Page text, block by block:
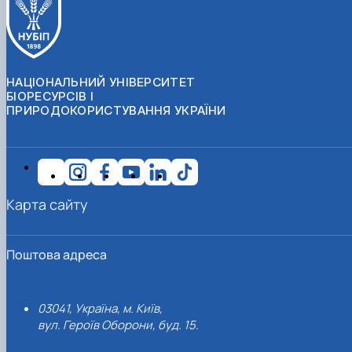
НАЦІОНАЛЬНИЙ УНІВЕРСИТЕТ
БІОРЕСУРСІВ І
ПРИРОДОКОРИСТУВАННЯ УКРАЇНИ
Поштова адреса
03041, Україна, м. Київ,
вул. Героїв Оборони, буд. 15.
Карта сайту